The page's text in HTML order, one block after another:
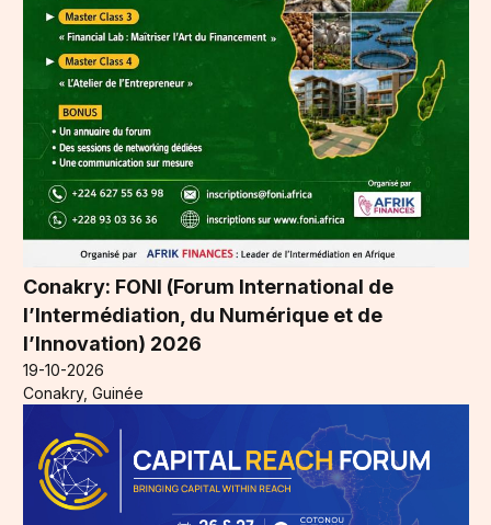
Conakry: FONI (Forum International de
l’Intermédiation, du Numérique et de
l’Innovation) 2026
19-10-2026
Conakry, Guinée